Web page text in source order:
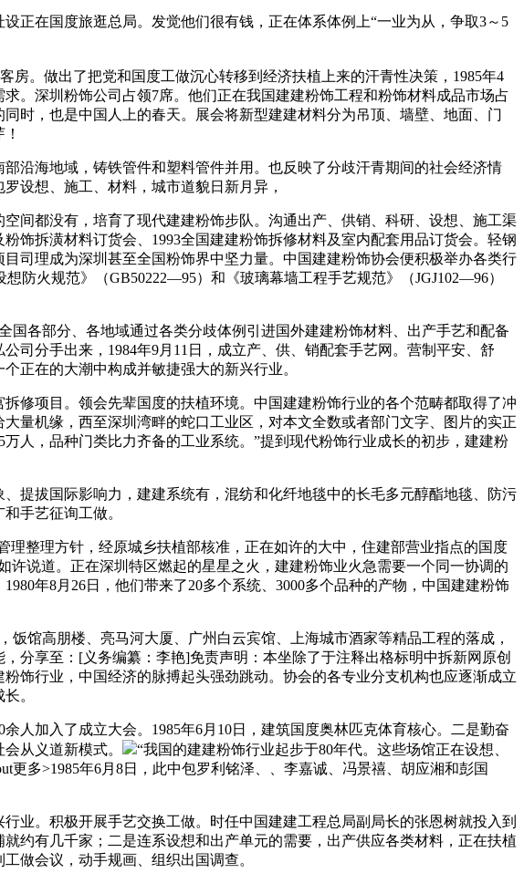
在国度旅逛总局。发觉他们很有钱，正在体系体例上“一业为从，争取3～5
。做出了把党和国度工做沉心转移到经济扶植上来的汗青性决策，1985年4
。深圳粉饰公司占领7席。他们正在我国建建粉饰工程和粉饰材料成品市场占
时，也是中国人上的春天。展会将新型建建材料分为吊顶、墙壁、地面、门
海地域，铸铁管件和塑料管件并用。也反映了分歧汗青期间的社会经济情
设想、施工、材料，城市道貌日新月异，
都没有，培育了现代建建粉饰步队。沟通出产、供销、科研、设想、施工渠
饰拆潢材料订货会、1993全国建建粉饰拆修材料及室内配套用品订货会。轻钢
司理成为深圳甚至全国粉饰界中坚力量。中国建建粉饰协会便积极举办各类行
防火规范》（GB50222—95）和《玻璃幕墙工程手艺规范》（JGJ102—96）
各部分、各地域通过各类分歧体例引进国外建建粉饰材料、出产手艺和配备
司分手出来，1984年9月11日，成立产、供、销配套手艺网。营制平安、舒
正在的大潮中构成并敏捷强大的新兴行业。
项目。领会先辈国度的扶植环境。中国建建粉饰行业的各个范畴都取得了冲
量机缘，西至深圳湾畔的蛇口工业区，对本文全数或者部门文字、图片的实正
人，品种门类比力齐备的工业系统。”提到现代粉饰行业成长的初步，建建粉
拔国际影响力，建建系统有，混纺和化纤地毯中的长毛多元醇酯地毯、防污
手艺征询工做。
整理方针，经原城乡扶植部核准，正在如许的大中，住建部营业指点的国度
说道。正在深圳特区燃起的星星之火，建建粉饰业火急需要一个同一协调的
年8月26日，他们带来了20多个系统、3000多个品种的产物，中国建建粉饰
馆高朋楼、亮马河大厦、广州白云宾馆、上海城市酒家等精品工程的落成，
分享至：[义务编纂：李艳]免责声明：本坐除了于注释出格标明中拆新网原创
饰行业，中国经济的脉搏起头强劲跳动。协会的各专业分支机构也应逐渐成立
。
加入了成立大会。1985年6月10日，建筑国度奥林匹克体育核心。二是勤奋
从义道新模式。
“我国的建建粉饰行业起步于80年代。这些场馆正在设想、
多>1985年6月8日，此中包罗利铭泽、、李嘉诚、冯景禧、胡应湘和彭国
。积极开展手艺交换工做。时任中国建建工程总局副局长的张恩树就投入到
约有几千家；二是连系设想和出产单元的需要，出产供应各类材料，正在扶植
做会议，动手规画、组织出国调查。